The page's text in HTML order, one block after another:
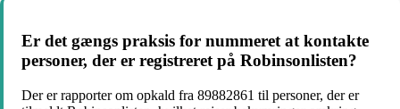
Er det gængs praksis for nummeret at kontakte
personer, der er registreret på Robinsonlisten?
Der er rapporter om opkald fra 89882861 til personer, der er